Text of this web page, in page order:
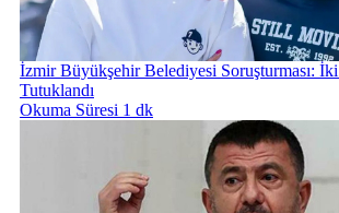
İzmir Büyükşehir Belediyesi Soruşturması:
Tutuklandı
Okuma Süresi 1 dk